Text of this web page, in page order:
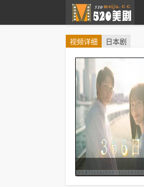
视频详细 日本剧